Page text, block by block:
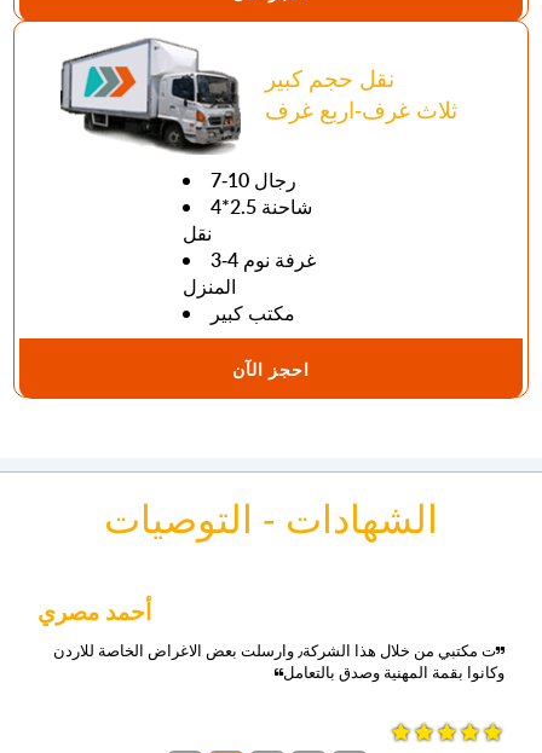
نقل حجم كبير
ثلاث غرف-اربع غرف
7-10 رجال
4*2.5 شاحنة
نقل
3-4 غرفة نوم
المنزل
مكتب كبير
احجز الآن
الشهادات - التوصيات
أحمد مصري
ت مكتبي من خلال هذا الشركة٫ وارسلت بعض الاغراض الخاصة للاردن
وكانوا بقمة المهنية وصدق بالتعامل